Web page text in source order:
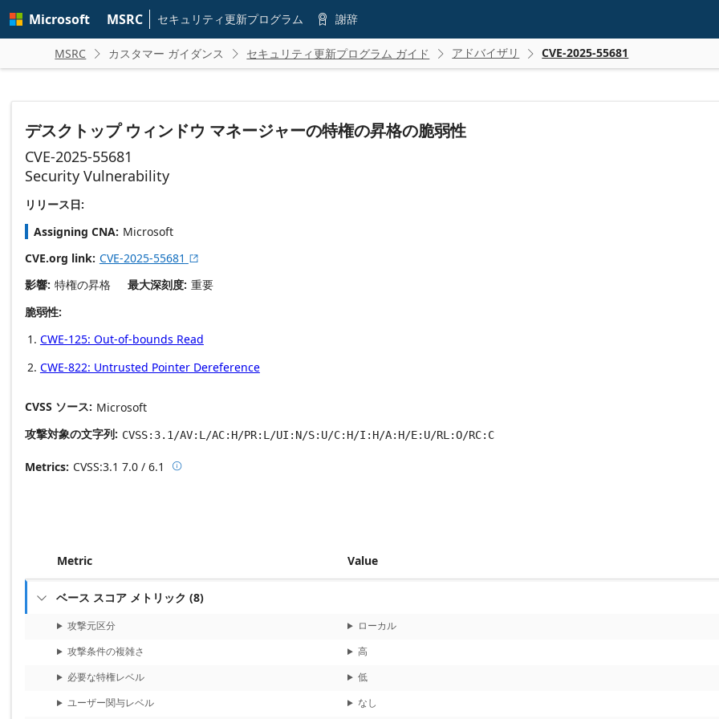
main
Microsoft MSRC セキュリティ更新プログラム  謝辞
MSRC  カスタマー ガイダンス  セキュリティ更新プログラム ガイド  アドバイザリ  CVE-2025-55681
デスクトップ ウィンドウ マネージャーの特権の昇格の脆弱性
CVE-2025-55681
Security Vulnerability
リリース日:
Assigning CNA Microsoft
CVE.org link CVE-2025-55681 
影響 特権の昇格 最大深刻度 重要
脆弱性
CWE-125: Out-of-bounds Read
CWE-822: Untrusted Pointer Dereference
CVSS ソース Microsoft
攻撃対象の文字列
CVSS:3.1/AV:L/AC:H/PR:L/UI:N/S:U/C:H/I:H/A:H/E:U/RL:O/RC:C
Metrics CVSS:3.1 7.0 / 6.1 Base score metrics: 7.0 / Temporal score metrics: 6.1
Metric Value
 ベース スコア メトリック (8)
攻撃元区分
ローカル
攻撃条件の複雑さ
高
必要な特権レベル
低
ユーザー関与レベル
なし